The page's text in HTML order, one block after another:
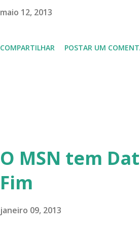
lançamento do Windows 8 e
em 2013 possamos estar
maio 12, 2013
COMPARTILHAR POSTAR UM
O MSN tem
Fim
janeiro 09, 2013